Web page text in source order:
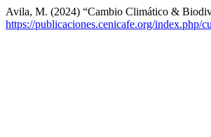
Avila, M. (2024) “Cambio Climático &
https://publicaciones.cenicafe.org/index.php/